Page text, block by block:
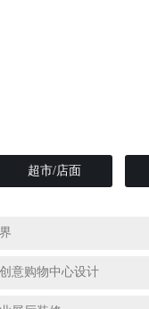
超市/店面
意购物中心设计